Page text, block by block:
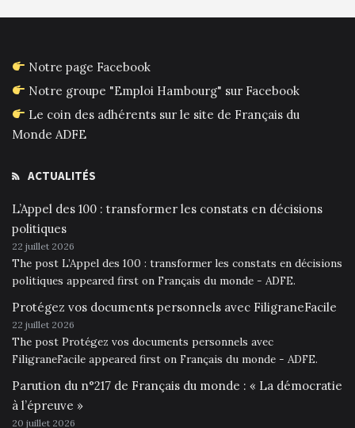
Notre page Facebook
Notre groupe "Emploi Hambourg" sur Facebook
Le coin des adhérents sur le site de Français du
Monde ADFE
ACTUALITÉS
L’Appel des 100 : transformer les constats en décisions
politiques
22 juillet 2026
The post L’Appel des 100 : transformer les constats en décisions
politiques appeared first on Français du monde - ADFE.
Protégez vos documents personnels avec FiligraneFacile
22 juillet 2026
The post Protégez vos documents personnels avec
FiligraneFacile appeared first on Français du monde - ADFE.
Parution du n°217 de Français du monde : « La démocratie
à l’épreuve »
20 juillet 2026